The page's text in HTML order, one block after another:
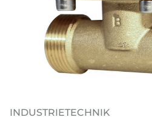
INDUSTRIETECHNIK